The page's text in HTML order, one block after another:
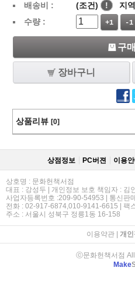
배송비 :
(조건) ! 지
수량 :
+1 -1
구
장바구니
상품리뷰 [0]
상점정보 PC버젼 이용
상호명 : 문화헌책서점
대표 : 강성두 | 개인정보 보호 책임자 : 김
사업자등록번호 :209-90-54953 | 통신판
전화 : 02-917-6874,010-9141-6615 | 팩
주소 : 서울시 성북구 정릉1동 16-158
이용약관| 개
ⓒ문화헌책서점
Make